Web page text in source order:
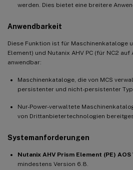
werden. Dies bietet eine breitere
Anwendbarkeit
Diese Funktion ist für Maschinenkataloge
Element) und Nutanix AHV PC (für NC2
anwendbar:
Maschinenkataloge, die von MCS
persistenter und nicht-persistenter
Nur-Power-verwaltete
von Drittanbietertechnologien
Systemanforderungen
Nutanix AHV Prism Element (PE) AOS
mindestens Version 6.8.